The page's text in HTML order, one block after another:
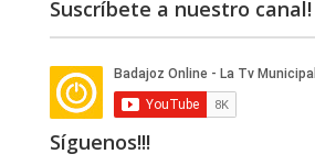
Suscríbete a nuestro canal!
Síguenos!!!